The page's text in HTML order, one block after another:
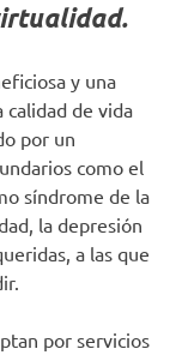
y una
de vida
por un
como el
síndrome de la
la depresión
a las que
por servicios